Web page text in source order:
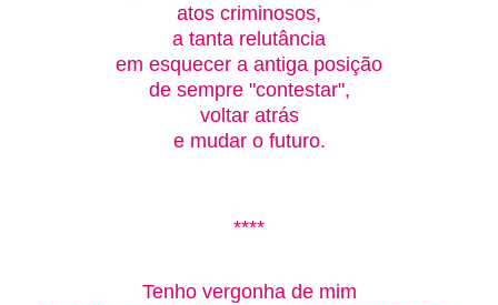
atos criminosos,
a tanta relutância
em esquecer a antiga posição
de sempre "contestar",
voltar atrás
e mudar o futuro.
****
Tenho vergonha de mim